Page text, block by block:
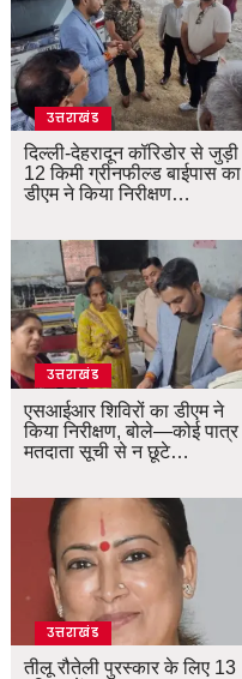
उत्तराखंड
दिल्ली-देहरादून कॉरिडोर से जुड़ी
12 किमी ग्रीनफील्ड बाईपास का
डीएम ने किया निरीक्षण…
उत्तराखंड
एसआईआर शिविरों का डीएम ने
किया निरीक्षण, बोले—कोई पात्र
मतदाता सूची से न छूटे…
उत्तराखंड
तीलू रौतेली पुरस्कार के लिए 13